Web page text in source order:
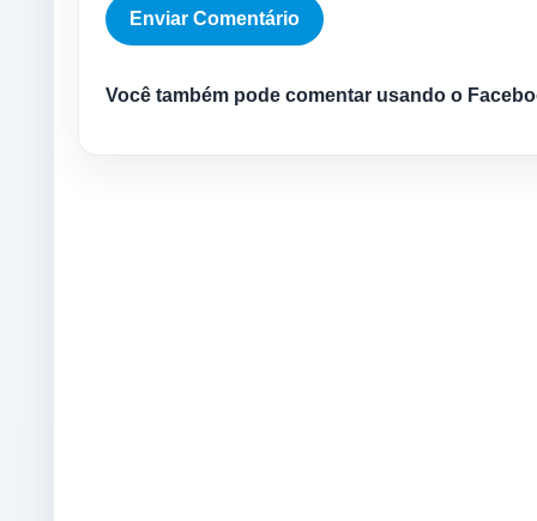
Você também pode comentar usando o